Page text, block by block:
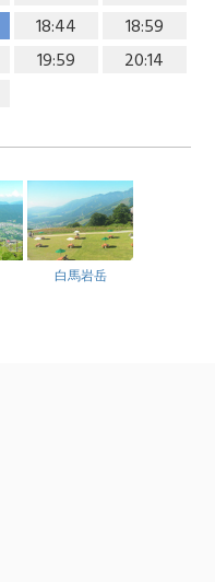
18:44
18:59
19:59
20:14
白馬岩岳